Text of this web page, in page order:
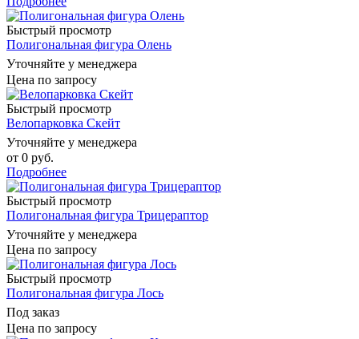
Быстрый просмотр
Полигональная фигура Олень
Уточняйте у менеджера
Цена по запросу
Быстрый просмотр
Велопарковка Скейт
Уточняйте у менеджера
от 0 руб.
Подробнее
Быстрый просмотр
Полигональная фигура Трицераптор
Уточняйте у менеджера
Цена по запросу
Быстрый просмотр
Полигональная фигура Лось
Под заказ
Цена по запросу